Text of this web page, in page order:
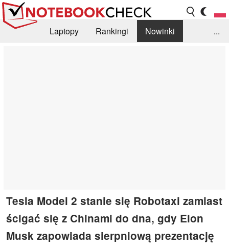
Laptopy Rankingi
Nowinki
...
Tesla Model 2 stanie się Robotaxi zamiast
ścigać się z Chinami do dna, gdy Elon
Musk zapowiada sierpniową prezentację